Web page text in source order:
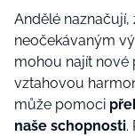
Andělé naznačují,
neočekávaným
mohou najít nové
vztahovou
může pomoci
naše schopnosti.